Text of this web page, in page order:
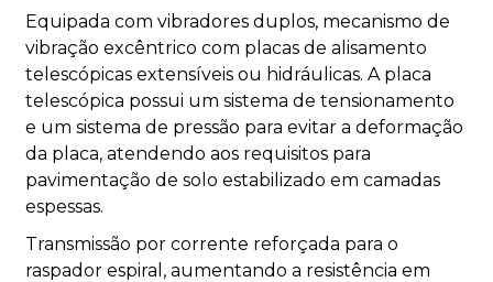
Equipada com vibradores duplos, mecanismo de
vibração excêntrico com placas de alisamento
telescópicas extensíveis ou hidráulicas. A placa
telescópica possui um sistema de tensionamento
e um sistema de pressão para evitar a deformação
da placa, atendendo aos requisitos para
pavimentação de solo estabilizado em camadas
espessas.
Transmissão por corrente reforçada para o
raspador espiral, aumentando a resistência em